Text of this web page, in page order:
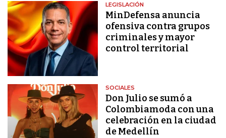
LEGISLACIÓN
MinDefensa anuncia
ofensiva contra grupos
criminales y mayor
control territorial
SOCIALES
Don Julio se sumó a
Colombiamoda con una
celebración en la ciudad
de Medellín